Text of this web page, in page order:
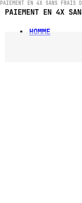
PAIEMENT EN 4X
HOMME
PAIEMENT EN 4X SANS FRAIS